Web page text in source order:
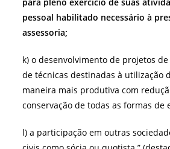
pessoal habilitado necessário à
assessoria;
k) o desenvolvimento de projetos
de técnicas destinadas à utilização
maneira mais produtiva com
conservação de todas as formas de
l) a participação em outras